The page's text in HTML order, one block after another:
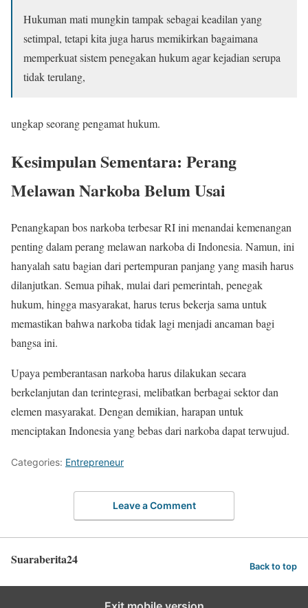
Hukuman mati mungkin tampak sebagai keadilan yang
setimpal, tetapi kita juga harus memikirkan bagaimana
memperkuat sistem penegakan hukum agar kejadian serupa
tidak terulang,
ungkap seorang pengamat hukum.
Kesimpulan Sementara: Perang
Melawan Narkoba Belum Usai
Penangkapan bos narkoba terbesar RI ini menandai kemenangan
penting dalam perang melawan narkoba di Indonesia. Namun, ini
hanyalah satu bagian dari pertempuran panjang yang masih harus
dilanjutkan. Semua pihak, mulai dari pemerintah, penegak
hukum, hingga masyarakat, harus terus bekerja sama untuk
memastikan bahwa narkoba tidak lagi menjadi ancaman bagi
bangsa ini.
Upaya pemberantasan narkoba harus dilakukan secara
berkelanjutan dan terintegrasi, melibatkan berbagai sektor dan
elemen masyarakat. Dengan demikian, harapan untuk
menciptakan Indonesia yang bebas dari narkoba dapat terwujud.
Categories: Entrepreneur
Leave a Comment
Suaraberita24 Back to top